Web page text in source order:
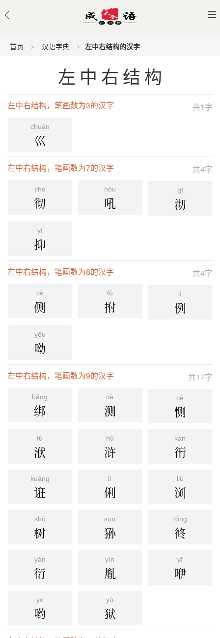
首页 汉语字典 左中右结构的汉字
左中右结构
共1字
左中右结构，笔画数为3的汉字
chuān
巛
共4字
左中右结构，笔画数为7的汉字
chè
彻
hǒu
吼
qī
沏
yì
抑
共4字
左中右结构，笔画数为8的汉字
cè
侧
fǔ
拊
lì
例
yōu
呦
共17字
左中右结构，笔画数为9的汉字
bǎng
绑
cè
测
cè
恻
fú
洑
hǔ
浒
kàn
衎
kuáng
诳
lì
俐
liú
浏
shù
树
sūn
狲
tóng
㣠
yǎn
衍
yìn
胤
yī
咿
yō
哟
yù
狱